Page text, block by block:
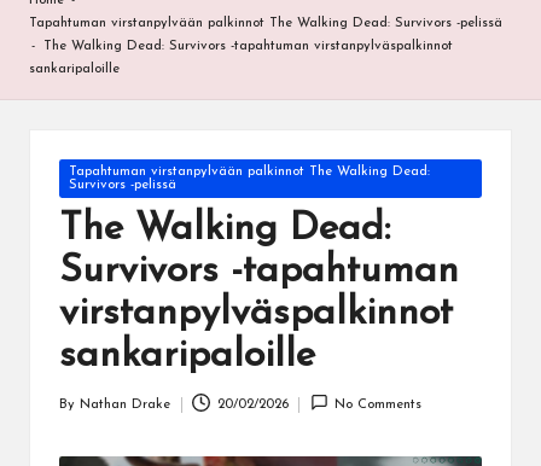
Tapahtuman virstanpylvään palkinnot The Walking Dead: Survivors -pelissä
-
The Walking Dead: Survivors -tapahtuman virstanpylväspalkinnot
sankaripaloille
Posted
in
Tapahtuman virstanpylvään palkinnot The Walking Dead:
Survivors -pelissä
The Walking Dead:
Survivors -tapahtuman
virstanpylväspalkinnot
sankaripaloille
By Nathan Drake 20/02/2026 No Comments